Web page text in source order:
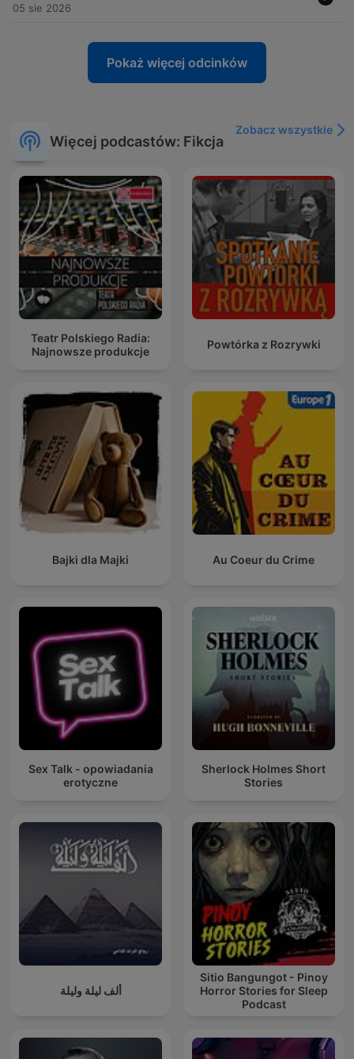
05 sie 2026
Pokaż więcej odcinków
Więcej podcastów: Fikcja
Zobacz wszystkie
Teatr Polskiego Radia:
Najnowsze produkcje
Powtórka z Rozrywki
Bajki dla Majki Au Coeur du Crime
Sex Talk - opowiadania
erotyczne
Sherlock Holmes Short
Stories
ألف ليلة وليلة
Sitio Bangungot - Pinoy
Horror Stories for Sleep
Podcast